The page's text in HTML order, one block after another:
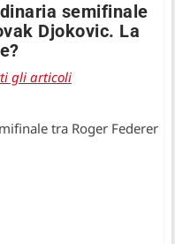
semifinale
Djokovic. La
gli articoli
tra Roger Federer